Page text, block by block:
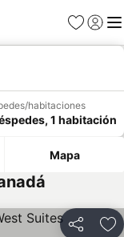
Favoritos
Iniciar
habitaciones
1 habitación
Mapa
Compartir